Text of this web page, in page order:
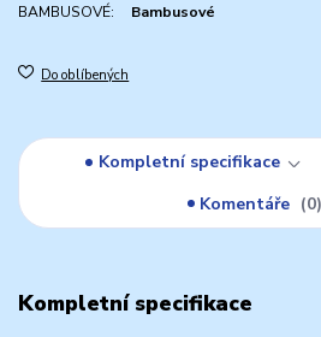
BAMBUSOVÉ:
Bambusové
Do oblíbených
Kompletní specifikace
Komentáře
0
Kompletní specifikace